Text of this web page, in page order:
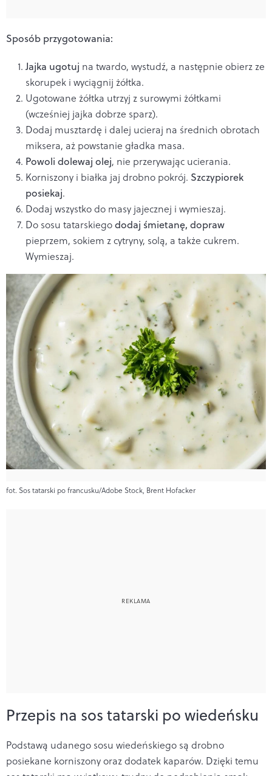
Sposób przygotowania:
Jajka ugotuj na twardo, wystudź, a następnie obierz ze
skorupek i wyciągnij żółtka.
Ugotowane żółtka utrzyj z surowymi żółtkami
(wcześniej jajka dobrze sparz).
Dodaj musztardę i dalej ucieraj na średnich obrotach
miksera, aż powstanie gładka masa.
Powoli dolewaj olej, nie przerywając ucierania.
Korniszony i białka jaj drobno pokrój. Szczypiorek
posiekaj.
Dodaj wszystko do masy jajecznej i wymieszaj.
Do sosu tatarskiegododaj śmietanę, dopraw
pieprzem, sokiem z cytryny, solą, a także cukrem.
Wymieszaj.
fot. Sos tatarski po francusku/Adobe Stock, Brent Hofacker
Przepis na sos tatarski po wiedeńsku
Podstawą udanego sosu wiedeńskiego są drobno
posiekane korniszony oraz dodatek kaparów. Dzięki temu